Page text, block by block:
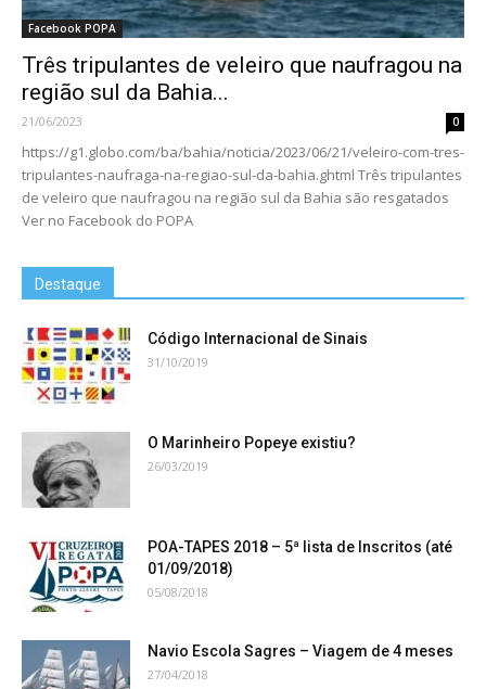
Facebook POPA
Três tripulantes de veleiro que naufragou na
região sul da Bahia...
21/06/2023 0
https://g1.globo.com/ba/bahia/noticia/2023/06/21/veleiro-com-tres-
tripulantes-naufraga-na-regiao-sul-da-bahia.ghtml Três tripulantes
de veleiro que naufragou na região sul da Bahia são resgatados
Ver no Facebook do POPA
Destaque
Código Internacional de Sinais
31/10/2019
O Marinheiro Popeye existiu?
26/03/2019
POA-TAPES 2018 – 5ª lista de Inscritos (até
01/09/2018)
05/08/2018
Navio Escola Sagres – Viagem de 4 meses
27/04/2018